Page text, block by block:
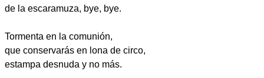
de la escaramuza, bye, bye.
Tormenta en la comunión,
que conservarás en lona de circo,
estampa desnuda y no más.